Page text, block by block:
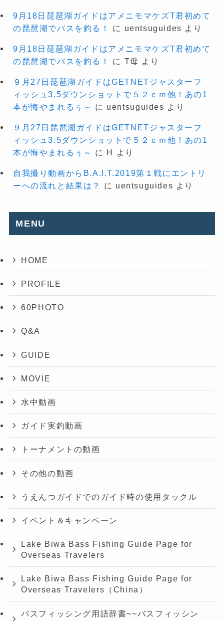
9月18日琵琶湖ガイドはアメニモマケズT君初めて
の琵琶湖でバスを釣る！
に uentsuguides より
9月18日琵琶湖ガイドはアメニモマケズT君初めて
の琵琶湖でバスを釣る！
に T母 より
９月27日琵琶湖ガイドはGETNETジャスターフ
ィッシュ3.5ダウンショットで５２ｃｍ他！あの1
本が悔やまれるぅ～
に uentsuguides より
９月27日琵琶湖ガイドはGETNETジャスターフ
ィッシュ3.5ダウンショットで５２ｃｍ他！あの1
本が悔やまれるぅ～
に H より
自我撮り動画からB.A.I.T.2019第１戦にエントリ
ーへの流れと結果は？
に uentsuguides より
MENU
HOME
PROFILE
60PHOTO
Q&A
GUIDE
MOVIE
水中動画
ガイド実釣動画
トーナメントの動画
その他の動画
うえんつガイドでのガイド時の使用タックル
イベント＆キャンペーン
Lake Biwa Bass Fishing Guide Page for
Overseas Travelers
Lake Biwa Bass Fishing Guide Page for
Overseas Travelers（China）
バスフィッシング用語辞書~~バスフィッシン